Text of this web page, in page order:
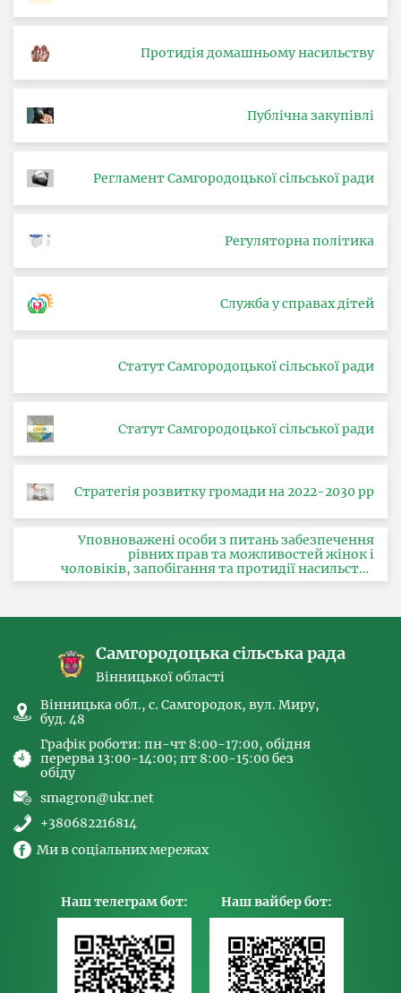
Протидія домашньому насильству
Публічна закупівлі
Регламент Самгородоцької сільської ради
Регуляторна політика
Служба у справах дітей
Статут Самгородоцької сільської ради
Статут Самгородоцької сільської ради
Стратегія розвитку громади на 2022-2030 рр
Уповноважені особи з питань забезпечення
рівних прав та можливостей жінок і
чоловіків, запобігання та протидії насильству
за ознакою статі, з питань здійснення заходів,
Самгородоцька сільська рада
Вінницької області
Вінницька обл., с. Самгородок, вул. Миру,
буд. 48
Графік роботи: пн-чт 8:00-17:00, обідня
перерва 13:00-14:00; пт 8:00-15:00 без
обіду
smagron@ukr.net
+380682216814
Ми в соціальних мережах
Наш телеграм бот: Наш вайбер бот: